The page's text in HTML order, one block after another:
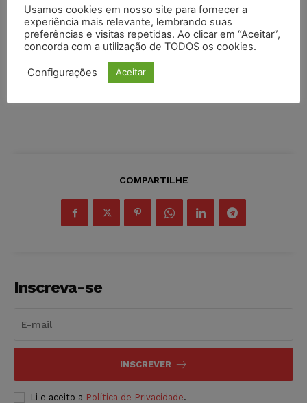
COMPARTILHE
Inscreva-se
INSCREVER
Li e aceito a Política de Privacidade.
Usamos cookies em nosso site para fornecer a
experiência mais relevante, lembrando suas
preferências e visitas repetidas. Ao clicar em “Aceitar”,
concorda com a utilização de TODOS os cookies.
Configurações Aceitar